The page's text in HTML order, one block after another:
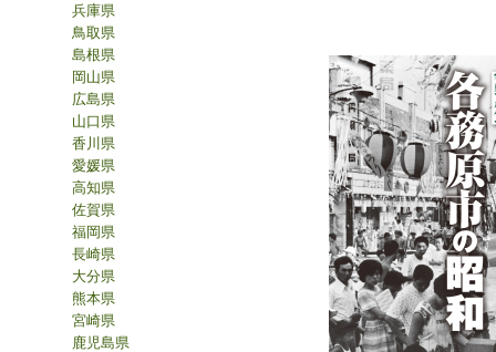
兵庫県
鳥取県
島根県
岡山県
広島県
山口県
香川県
愛媛県
高知県
佐賀県
福岡県
長崎県
大分県
熊本県
宮崎県
鹿児島県